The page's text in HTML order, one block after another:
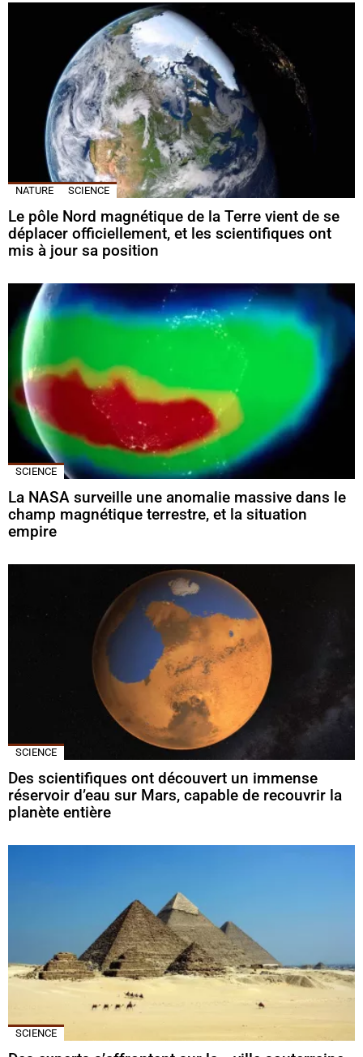
NATURE SCIENCE
Le pôle Nord magnétique de la Terre vient de se
déplacer officiellement, et les scientifiques ont
mis à jour sa position
SCIENCE
La NASA surveille une anomalie massive dans le
champ magnétique terrestre, et la situation
empire
SCIENCE
Des scientifiques ont découvert un immense
réservoir d’eau sur Mars, capable de recouvrir la
planète entière
SCIENCE